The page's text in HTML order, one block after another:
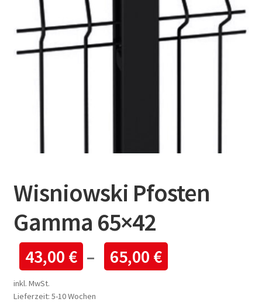
Wisniowski Pfosten
Gamma 65×42
43,00 € – 65,00 €
inkl. MwSt.
Lieferzeit: 5-10 Wochen